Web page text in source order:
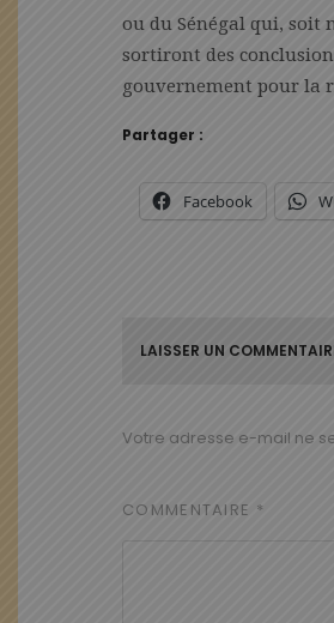
ou du Sénégal qui, soit
sortiront des
gouvernement pour la
Partager :
Facebook
LAISSER UN
Votre adresse e-mail ne
COMMENTAIRE *